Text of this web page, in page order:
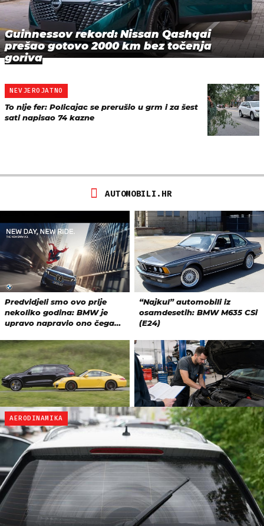
Guinnessov rekord: Nissan Qashqai
prešao gotovo 2000 km bez točenja
goriva
NEVJEROJATNO
To nije fer: Policajac se prerušio u grm i za šest
sati napisao 74 kazne
AERODINAMIKA